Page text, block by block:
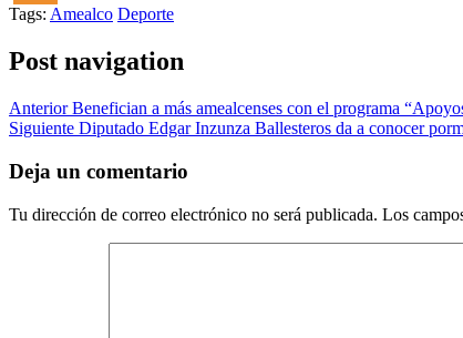
Tags: Amealco Deporte
Post navigation
AnteriorBenefician a más amealcenses con el programa
Siguiente Diputado Edgar Inzunza Ballesteros da a conocer
Deja un comentario
Tu dirección de correo electrónico no será publicada. Los